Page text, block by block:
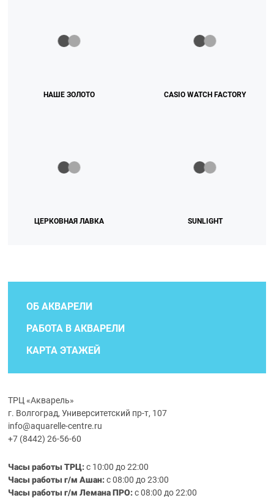
НАШЕ ЗОЛОТО CASIO WATCH FACTORY
ЦЕРКОВНАЯ ЛАВКА SUNLIGHT
ОБ АКВАРЕЛИ
РАБОТА В АКВАРЕЛИ
КАРТА ЭТАЖЕЙ
ТРЦ «Акварель»
г. Волгоград, Университетский пр-т, 107
info@aquarelle-centre.ru
+7 (8442) 26-56-60
Часы работы ТРЦ:с 10:00 до 22:00
Часы работы г/м Ашан:с 08:00 до 23:00
Часы работыг/мЛемана ПРО:с 08:00 до 22:00